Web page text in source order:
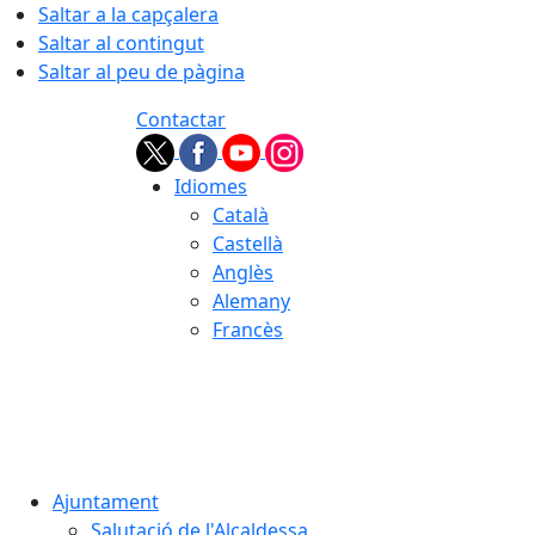
Saltar a la capçalera
Saltar al contingut
Saltar al peu de pàgina
Contactar
Idiomes
Català
Castellà
Anglès
Alemany
Francès
Ajuntament